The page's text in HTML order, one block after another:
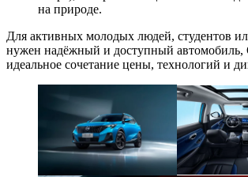
на природе.
Для активных молодых людей, студентов
нужен надёжный и доступный
идеальное сочетание цены, технологий и